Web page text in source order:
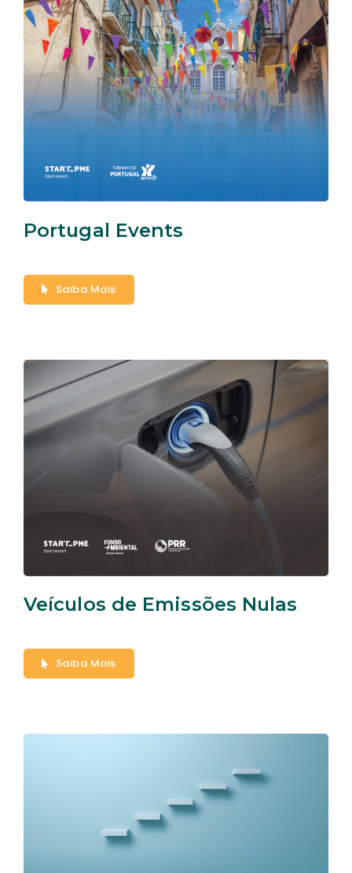
Portugal Events
Saiba Mais
Veículos de Emissões Nulas
Saiba Mais